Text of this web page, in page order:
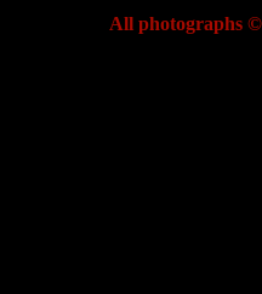
All photographs